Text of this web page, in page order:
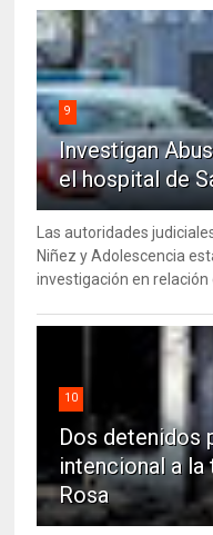
9
Investigan
el hospital de
Las autoridades
Niñez y Adolescencia
investigación en relación
10
Dos detenidos
intencional a la
Rosa